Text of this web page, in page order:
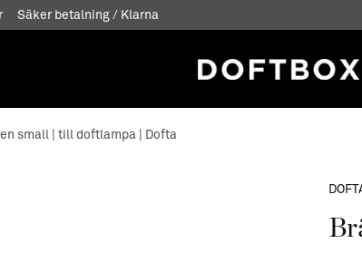
Säker betalning / Klarna
small | till doftlampa | Dofta